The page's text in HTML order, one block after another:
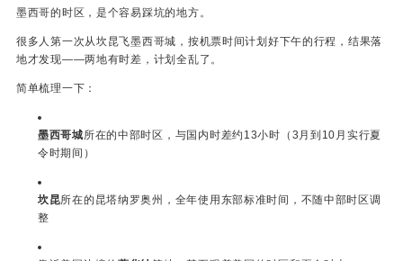
墨西哥的时区，是个容易踩坑的地方。
很多人第一次从坎昆飞墨西哥城，按机票时间计划好下午的行程，结果落
地才发现——两地有时差，计划全乱了。
简单梳理一下：
墨西哥城所在的中部时区，与国内时差约13小时（3月到10月实行夏
令时期间）
坎昆所在的昆塔纳罗奥州，全年使用东部标准时间，不随中部时区调
整